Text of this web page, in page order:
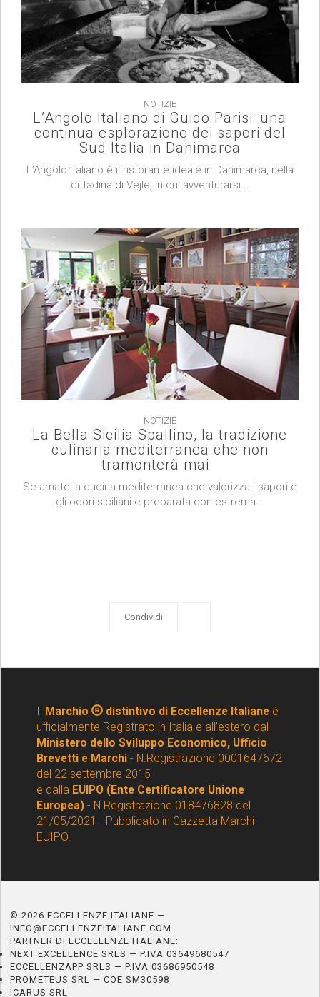
NOTIZIE
L’Angolo Italiano di Guido Parisi: una
continua esplorazione dei sapori del
Sud Italia in Danimarca
L’Angolo Italiano è il ristorante ideale in Danimarca, nella
cittadina di Vejle, in cui avventurarsi...
NOTIZIE
La Bella Sicilia Spallino, la tradizione
culinaria mediterranea che non
tramonterà mai
Se amate la cucina mediterranea che valorizza i sapori e
gli odori siciliani e preparata con estrema...
Condividi
Marchio distintivo di Eccellenze Italianeè
ufficialmente Registrato in Italia e all'estero dal
Ministero dello Sviluppo Economico, Ufficio
Brevetti e Marchi - N.Registrazione 0001647672
del 22 settembre 2015
e dalla EUIPO (Ente Certificatore Unione
Europea) - N Registrazione 018476828 del
21/05/2021 - Pubblicato in Gazzetta Marchi
EUIPO.
© 2026 ECCELLENZE ITALIANE —
INFO@ECCELLENZEITALIANE.COM
PARTNER DI ECCELLENZE ITALIANE:
NEXT EXCELLENCE SRLS — P.IVA 03649680547
ECCELLENZAPP SRLS — P.IVA 03686950548
PROMETEUS SRL — COE SM30598
ICARUS SRL